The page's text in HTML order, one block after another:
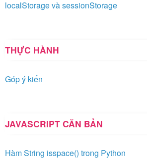
localStorage và sessionStorage
THỰC HÀNH
Góp ý kiến
JAVASCRIPT CĂN BẢN
Hàm String isspace() trong Python